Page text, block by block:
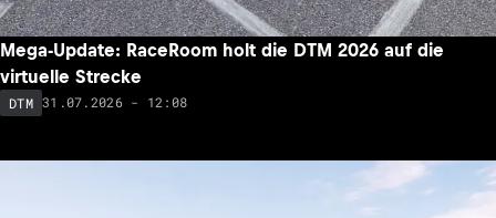
Mega-Update: RaceRoom holt die DTM 2026 auf die
virtuelle Strecke
DTM 31.07.2026 - 12:08